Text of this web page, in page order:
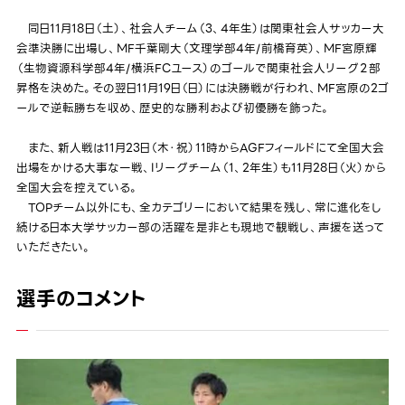
同日11月18日（土）、社会人チーム（3、4年生）は関東社会人サッカー大
会準決勝に出場し、MF千葉剛大（文理学部4年/前橋育英）、MF宮原輝
（生物資源科学部4年/横浜FCユース）のゴールで関東社会人リーグ２部
昇格を決めた。その翌日11月19日（日）には決勝戦が行われ、MF宮原の2ゴ
ールで逆転勝ちを収め、歴史的な勝利および初優勝を飾った。
また、新人戦は11月23日（木・祝）11時からAGFフィールドにて全国大会
出場をかける大事な一戦、Iリーグチーム（1、2年生）も11月28日（火）から
全国大会を控えている。
TOPチーム以外にも、全カテゴリーにおいて結果を残し、常に進化をし
続ける日本大学サッカー部の活躍を是非とも現地で観戦し、声援を送って
いただきたい。
選手のコメント